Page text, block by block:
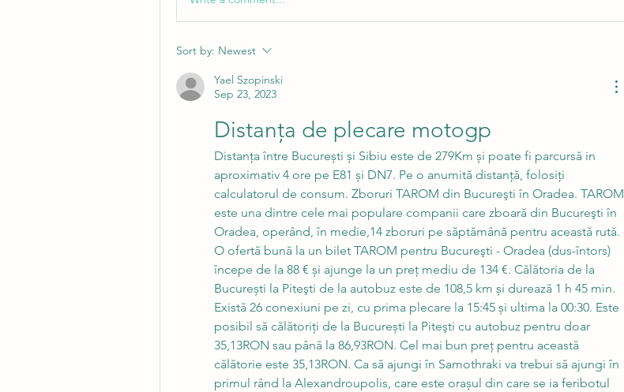
Sort by: Newest
Yael Szopinski
Sep 23, 2023
Distanța de plecare motogp
Distanța între București și Sibiu este de 279Km și poate fi parcursă in
aproximativ 4 ore pe E81 și DN7. Pe o anumită distanță, folosiți
calculatorul de consum. Zboruri TAROM din Bucureşti în Oradea. TAROM
este una dintre cele mai populare companii care zboară din Bucureşti în
Oradea, operând, în medie,14 zboruri pe săptămână pentru această rută.
O ofertă bună la un bilet TAROM pentru Bucureşti - Oradea (dus-întors)
începe de la 88 € și ajunge la un preț mediu de 134 €. Călătoria de la
București la Piteşti de la autobuz este de 108,5 km și durează 1 h 45 min.
Există 26 conexiuni pe zi, cu prima plecare la 15:45 și ultima la 00:30. Este
posibil să călătoriți de la București la Piteşti cu autobuz pentru doar
35,13RON sau până la 86,93RON. Cel mai bun preț pentru această
călătorie este 35,13RON. Ca să ajungi în Samothraki va trebui să ajungi în
primul rând la Alexandroupolis, care este orașul din care se ia feribotul